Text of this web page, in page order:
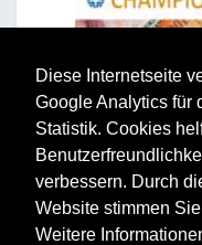
Diese Internetseite
Google Analytics für
Statistik. Cookies
verbessern. Durch
Website stimmen
Weitere